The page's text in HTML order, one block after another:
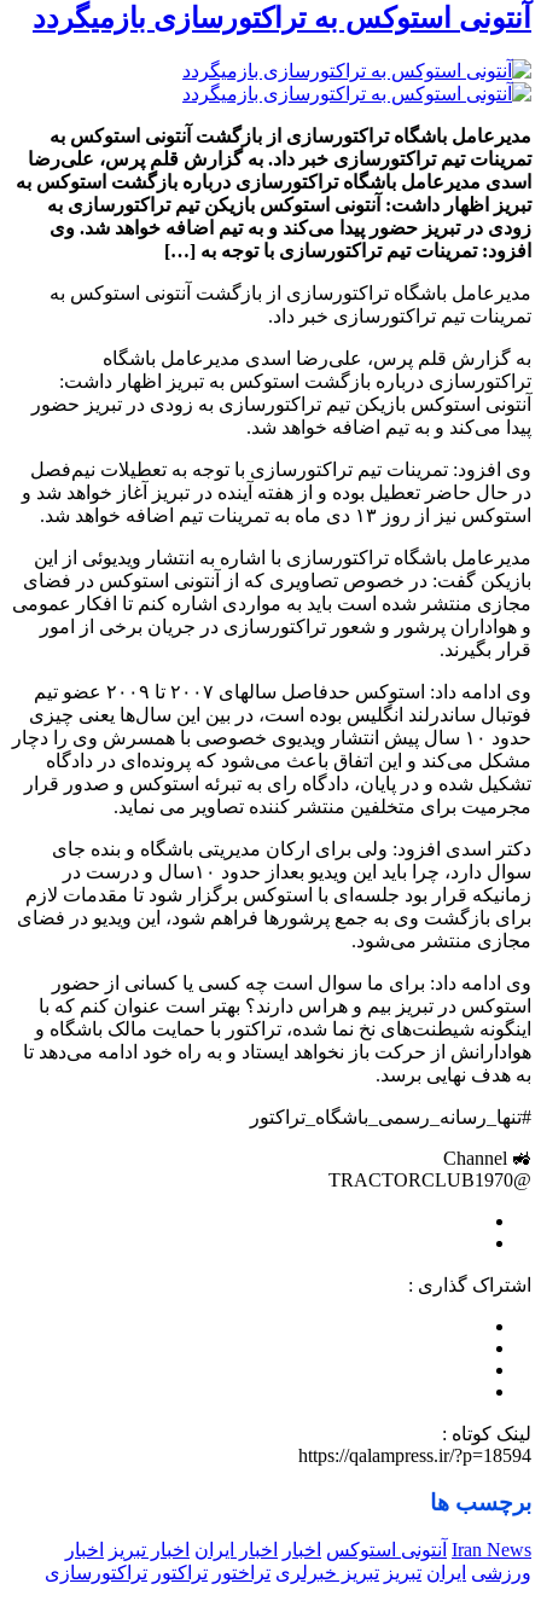
آنتونی استوکس به تراکتورسازی بازمیگردد
مدیرعامل باشگاه تراکتورسازی از بازگشت آنتونی استوکس به
تمرینات تیم تراکتورسازی خبر داد. به گزارش قلم پرس، علی‌رضا
اسدی مدیرعامل باشگاه تراکتورسازی درباره بازگشت استوکس به
تبریز اظهار داشت: آنتونی استوکس بازیکن تیم تراکتورسازی به
زودی در تبریز حضور پیدا می‌کند و‌ به تیم اضافه خواهد شد. وی
افزود: تمرینات تیم تراکتورسازی با توجه به […]
مدیرعامل باشگاه تراکتورسازی از بازگشت آنتونی استوکس به
تمرینات تیم تراکتورسازی خبر داد.
به گزارش قلم پرس، علی‌رضا اسدی مدیرعامل باشگاه
تراکتورسازی درباره بازگشت استوکس به تبریز اظهار داشت:
آنتونی استوکس بازیکن تیم تراکتورسازی به زودی در تبریز حضور
پیدا می‌کند و‌ به تیم اضافه خواهد شد.
وی افزود: تمرینات تیم تراکتورسازی با توجه به تعطیلات نیم‌فصل‌
در حال حاضر تعطیل بوده و از هفته آینده در تبریز آغاز خواهد شد و
استوکس نیز از روز ۱۳ دی ماه به تمرینات تیم اضافه خواهد شد.
مدیرعامل باشگاه تراکتورسازی با اشاره به انتشار ویدیوئی از این
بازیکن گفت: در خصوص تصاویری که از آنتونی استوکس در فضای
مجازی منتشر شده است باید به مواردی اشاره کنم تا افکار عمومی
و هواداران پرشور و شعور تراکتورسازی در جریان برخی از امور
قرار بگیرند.
وی ادامه داد: استوکس حدفاصل سالهای ۲۰۰۷ تا ۲۰۰۹ عضو تیم
فوتبال ساندرلند انگلیس بوده است، در بین این سال‌ها یعنی چیزی
حدود ۱۰ سال پیش انتشار ویدیوی خصوصی‌ با همسرش وی را دچار
مشکل می‌کند و این اتفاق باعث می‌شود که پرونده‌ای در دادگاه
تشکیل شده و در پایان، دادگاه رای به تبرئه استوکس و صدور قرار
مجرمیت برای متخلفین منتشر کننده تصاویر می نماید.
دکتر اسدی افزود: ولی برای ارکان مدیریتی باشگاه و بنده جای
سوال دارد، چرا باید این ویدیو بعداز حدود ۱۰سال و درست در
زمانیکه قرار بود جلسه‌ای با استوکس برگزار شود تا مقدمات لازم
برای بازگشت وی به جمع پرشورها فراهم شود، این ویدیو در فضای
مجازی منتشر می‌شود.
وی ادامه داد: برای ما سوال است چه کسی یا کسانی از حضور
استوکس در تبریز بیم و هراس دارند؟ بهتر است عنوان کنم که با
اینگونه شیطنت‌های نخ نما شده، تراکتور با حمایت مالک باشگاه و
هوادارانش از حرکت باز نخواهد ایستاد و به راه خود ادامه می‌دهد تا
به هدف نهایی برسد.
#تنها_رسانه_رسمی_باشگاه_تراکتور
🚜 Channel
@TRACTORCLUB1970
اشتراک گذاری :
لینک کوتاه :
https://qalampress.ir/?p=18594
برچسب ها
Iran News آنتونی استوکس اخبار اخبار ایران اخبار تبریز
اخبار
ورزشی ایران تبریز تبریز خبرلری تراختور تراکتور تراکتورسازی